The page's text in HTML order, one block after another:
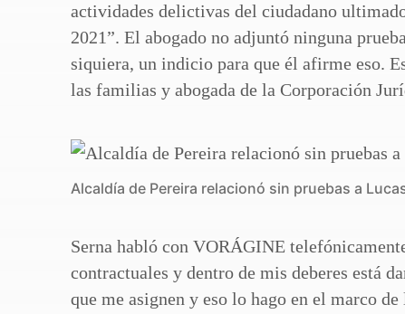
actividades delictivas del ciudadano
2021”. El abogado no adjuntó ninguna
siquiera, un indicio para que él afirme eso.
las familias y abogada de la Corporación
Alcaldía de Pereira relacionó sin pruebas a
Serna habló con VORÁGINE
contractuales y dentro de mis deberes está
que me asignen y eso lo hago en el marco